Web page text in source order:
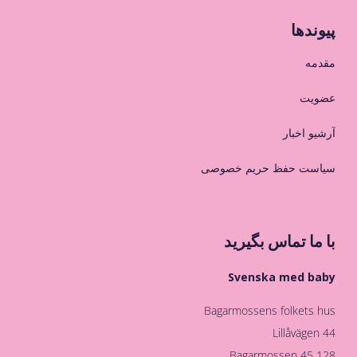
پیوندها
مقدمه
عضویت
آرشیو اخبار
سیاست حفظ حریم خصوصی
با ما تماس بگیرید
Svenska med baby
Bagarmossens folkets hus
Lillåvägen 44